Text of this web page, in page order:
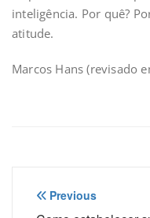
inteligência. Por quê?
atitude.
Marcos Hans (revisado
Navegação
Previous